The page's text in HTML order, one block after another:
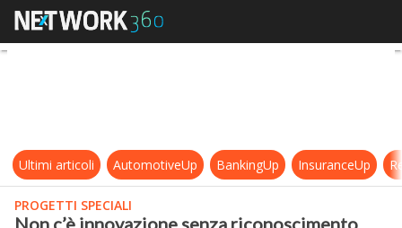
Non c’è innovazione senza
Ultimi articoli AutomotiveUp BankingUp InsuranceUp
PROGETTI SPECIALI
Non c’è innovazione senza riconoscimento